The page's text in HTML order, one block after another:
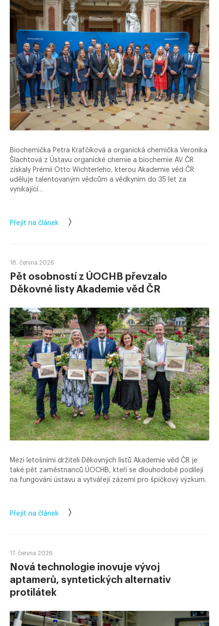
Biochemička Petra Krafčíková a organická chemička Veronika
Šlachtová z Ústavu organické chemie a biochemie AV ČR
získaly Prémii Otto Wichterleho, kterou Akademie věd ČR
uděluje talentovaným vědcům a vědkyním do 35 let za
vynikající…
Přejít na článek
18. června 2026
Pět osobností z ÚOCHB převzalo
Děkovné listy Akademie věd ČR
Mezi letošními držiteli Děkovných listů Akademie věd ČR je
také pět zaměstnanců ÚOCHB, kteří se dlouhodobě podílejí
na fungování ústavu a vytvářejí zázemí pro špičkový výzkum.
Přejít na článek
17. června 2026
Nová technologie inovuje vývoj
aptamerů, syntetických alternativ
protilátek